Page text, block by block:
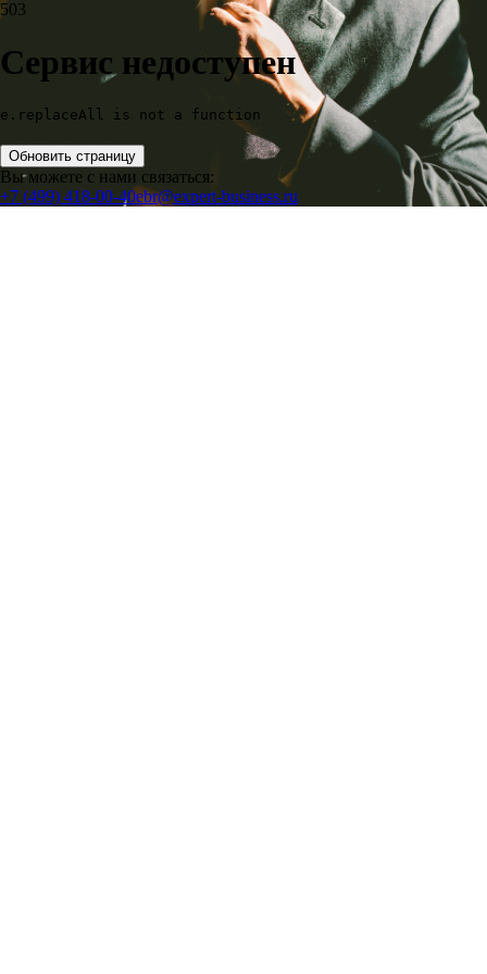
503
Сервис недоступен
e.replaceAll is not a function
Обновить страницу
Вы можете с нами связаться:
+7 (499) 418-00-40ebr@expert-business.ru